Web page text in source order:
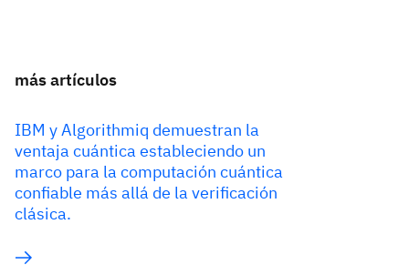
más artículos
IBM y Algorithmiq demuestran la
ventaja cuántica estableciendo un
marco para la computación cuántica
confiable más allá de la verificación
clásica.